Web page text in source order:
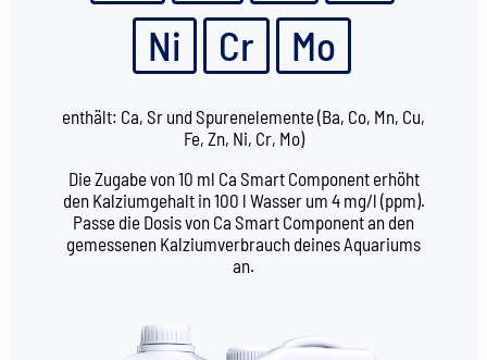
Ni
Cr Mo
enthält: Ca, Sr und Spurenelemente (Ba, Co, Mn, Cu,
Fe, Zn, Ni, Cr, Mo)
Die Zugabe von 10 ml Ca Smart Component erhöht
den Kalziumgehalt in 100 l Wasser um 4 mg/l (ppm).
Passe die Dosis von Ca Smart Component an den
gemessenen Kalziumverbrauch deines Aquariums
an.